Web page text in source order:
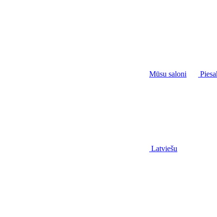
Mūsu saloni
Latviešu